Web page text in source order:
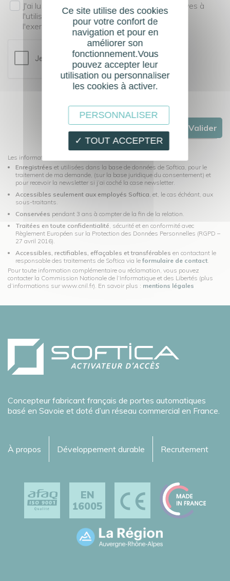
J'ai lu et compris les
mentions légales
relatives à
l'utilisation de mes données personnelles et à
l'exercice de mes droits à la confidentialité.
Valider
Les informations recueillies dans ce formulaire seront:
Enregistrées et utilisées dans la base de données de Softica, pour le
traitement de ma demande, (sur la base juridique du consentement) et
pour recevoir la newsletter si j’ai coché la case newsletter.
Accessibles seulement aux employés Softica, et, le cas échéant, aux
sous-traitants.
Conservées pendant 3 ans à compter de la fin de la relation.
Traitées en toute confidentialité, sécurité et en conformité avec
Règlement Européen sur la Protection des Données Personnelles (RGPD –
27 avril 2016).
Accessibles, rectifiables, effaçables et transférables en contactant le
responsable des traitements de Softica via le formulaire de contact.
Pour toute information complémentaire ou réclamation, vous pouvez
contacter la Commission Nationale de l’Informatique et des Libertés (plus
d’informations sur www.cnil.fr). En savoir plus : mentions légales
Concepteur fabricant français de portes automatiques
basé en Savoie et doté d’un réseau commercial en France.
À propos Développement durable Recrutement
EN
16005
Ce site utilise des cookies
pour votre confort de
navigation et pour en
améliorer son
fonctionnement.Vous
pouvez accepter leur
utilisation ou personnaliser
les cookies à activer.
✓ TOUT ACCEPTER
PERSONNALISER